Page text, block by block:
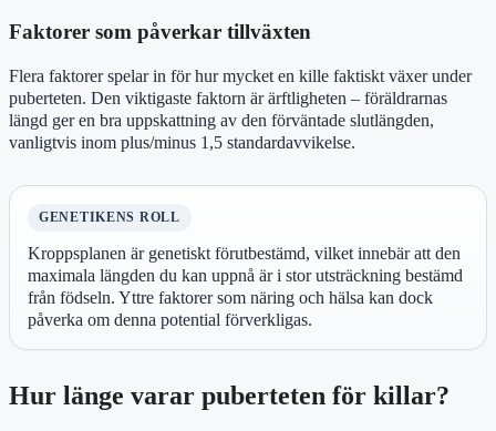
Faktorer som påverkar tillväxten
Flera faktorer spelar in för hur mycket en kille faktiskt växer under
puberteten. Den viktigaste faktorn är ärftligheten – föräldrarnas
längd ger en bra uppskattning av den förväntade slutlängden,
vanligtvis inom plus/minus 1,5 standardavvikelse.
GENETIKENS ROLL
Kroppsplanen är genetiskt förutbestämd, vilket innebär att den
maximala längden du kan uppnå är i stor utsträckning bestämd
från födseln. Yttre faktorer som näring och hälsa kan dock
påverka om denna potential förverkligas.
Hur länge varar puberteten för killar?